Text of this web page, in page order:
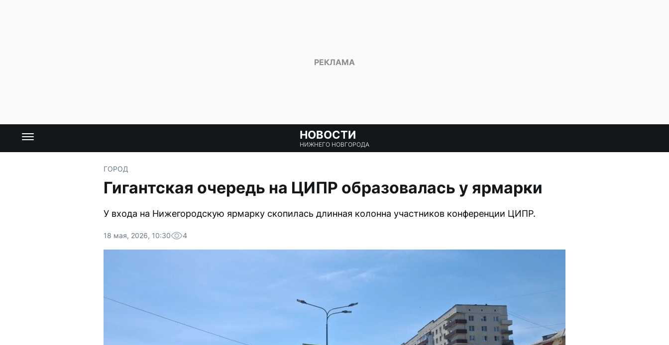
НОВОСТИ
НИЖНЕГО НОВГОРОДА
ГОРОД
Гигантская очередь на ЦИПР образовалась у ярмарки
У входа на Нижегородскую ярмарку скопилась длинная колонна участников конференции ЦИПР.
18 мая, 2026, 10:30 4